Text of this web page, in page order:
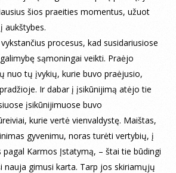
šios praeities momentus, užuot
aukštybes.
procesus, kad susidariusiose
sąmoningai veikti. Praėjo
nuo tų įvykių, kurie buvo praėjusio,
Ir dabar į įsikūnijimą atėjo tie
įsikūnijimuose buvo
kurie vertė vienvaldystę. Maištas,
gyvenimu, noras turėti vertybių, į
Karmos Įstatymą, – štai tie būdingi
nauja gimusi karta. Tarp jos skiriamųjų